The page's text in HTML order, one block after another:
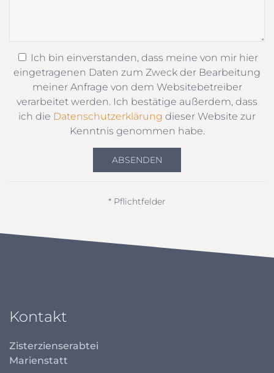
Ich bin einverstanden, dass meine von mir hier
eingetragenen Daten zum Zweck der Bearbeitung
meiner Anfrage von dem Websitebetreiber
verarbeitet werden. Ich bestätige außerdem, dass
ich die Datenschutzerklärung dieser Website zur
Kenntnis genommen habe.
ABSENDEN
* Pflichtfelder
Kontakt
Zisterzienserabtei
Marienstatt